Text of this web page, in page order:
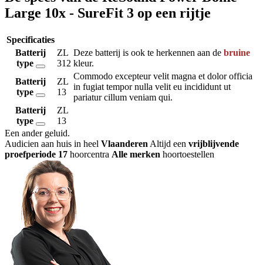
Large 10x - SureFit 3 op een rijtje
Specificaties
Batterij
type
ZL
312
Deze batterij is ook te herkennen aan de bruine
kleur.
Batterij
type
ZL
13
Commodo excepteur velit magna et dolor officia
in fugiat tempor nulla velit eu incididunt ut
pariatur cillum veniam qui.
Batterij
type
ZL
13
Een ander geluid.
Audicien aan huis in heel Vlaanderen Altijd een vrijblijvende
proefperiode 17 hoorcentra Alle merken hoortoestellen